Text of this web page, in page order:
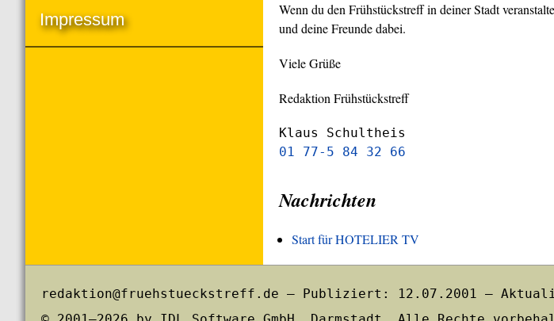
Wenn du den Frühstückstreff in deiner Stadt
und deine Freunde dabei.
Viele Grüße
Redaktion Frühstückstreff
Klaus Schultheis
01 77-5 84 32 66
Nachrichten
Start für HOTELIER TV
Impressum
redaktion@fruehstueckstreff.de – Publiziert: 12.07.2001 –